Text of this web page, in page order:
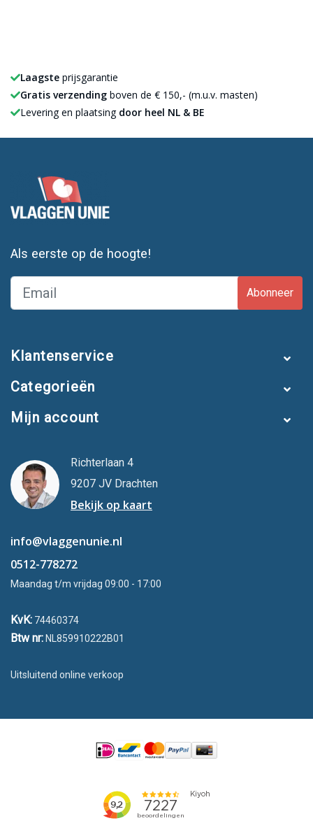
Laagste prijsgarantie
Gratis verzending boven de € 150,- (m.u.v. masten)
Levering en plaatsing door heel NL & BE
Als eerste op de hoogte!
Abonneer
Klantenservice
Categorieën
Mijn account
Richterlaan 4
9207 JV Drachten
Bekijk op kaart
info@vlaggenunie.nl
0512-778272
Maandag t/m vrijdag 09:00 - 17:00
KvK: 74460374
Btw nr: NL859910222B01
Uitsluitend online verkoop